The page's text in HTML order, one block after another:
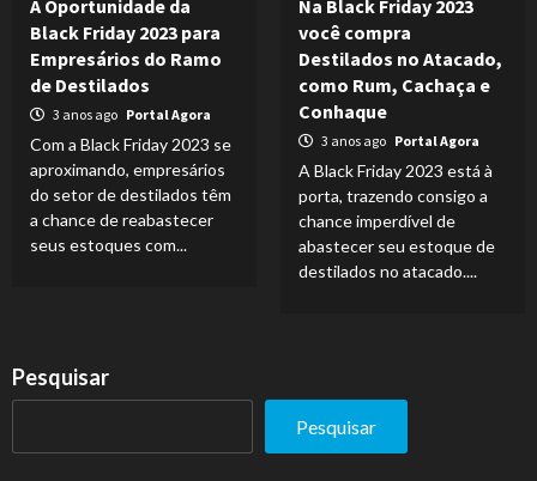
A Oportunidade da
Black Friday 2023 para
Empresários do Ramo
de Destilados
3 anos ago Portal Agora
Com a Black Friday 2023 se
aproximando, empresários
do setor de destilados têm
a chance de reabastecer
seus estoques com...
Na Black Friday 2023
você compra
Destilados no Atacado,
como Rum, Cachaça e
Conhaque
3 anos ago Portal Agora
A Black Friday 2023 está à
porta, trazendo consigo a
chance imperdível de
abastecer seu estoque de
destilados no atacado....
Pesquisar
Pesquisar